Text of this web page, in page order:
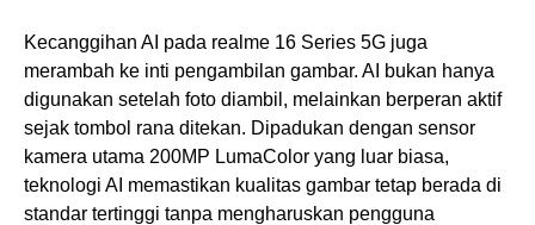
Kecanggihan AI pada realme 16 Series 5G juga
merambah ke inti pengambilan gambar. AI bukan hanya
digunakan setelah foto diambil, melainkan berperan aktif
sejak tombol rana ditekan. Dipadukan dengan sensor
kamera utama 200MP LumaColor yang luar biasa,
teknologi AI memastikan kualitas gambar tetap berada di
standar tertinggi tanpa mengharuskan pengguna